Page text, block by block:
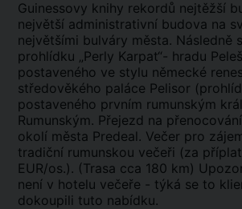
Guinessovy knihy rekordů nejtěžší
největší administrativní budova na
největšími bulváry města. Následně
prohlídku „Perly Karpat“- hradu Peleš
postaveného ve stylu německé
středověkého paláce Pelisor
postaveného prvním rumunským
Rumunským. Přejezd na
okolí města Predeal. Večer pro
tradiční rumunskou večeři (za
EUR/os.). (Trasa cca 180 km)
není v hotelu večeře - týká se to
dokoupili tuto nabídku.